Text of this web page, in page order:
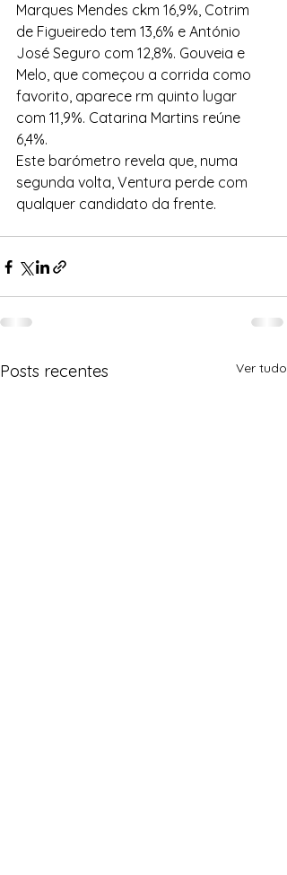
Marques Mendes ckm 16,9%, Cotrim
de Figueiredo tem 13,6% e António
José Seguro com 12,8%. Gouveia e
Melo, que começou a corrida como
favorito, aparece rm quinto lugar
com 11,9%. Catarina Martins reúne
6,4%.
Este barómetro revela que, numa
segunda volta, Ventura perde com
qualquer candidato da frente.
Posts recentes Ver tudo